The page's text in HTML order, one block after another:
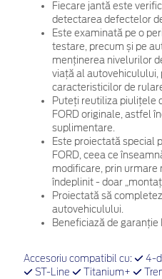
Fiecare jantă este
detectarea defectelor
Este examinată pe o
testare, precum și pe
menținerea nivelurilor
viață al autovehiculului,
caracteristicilor de
Puteți reutiliza piulițele
FORD originale, astfel
suplimentare.
Este proiectată special
FORD, ceea ce
modificare, prin urmare
îndeplinit - doar
Proiectată să
autovehiculului.
Beneficiază de garanție
Accesoriu compatibil cu: 4-
ST-Line
Titanium+